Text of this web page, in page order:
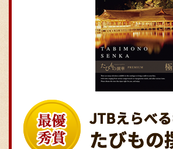
ブランド一覧
FC加盟店募集
会社案内